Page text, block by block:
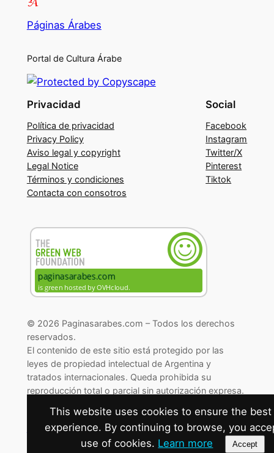
Páginas Árabes
Portal de Cultura Árabe
Privacidad
Política de privacidad
Privacy Policy
Aviso legal y copyright
Legal Notice
Términos y condiciones
Contacta con consotros
Social
Facebook
Instagram
Twitter/X
Pinterest
Tiktok
© 2026 Paginasarabes.com – Todos los derechos
reservados.
El contenido de este sitio está protegido por las
leyes de propiedad intelectual de Argentina y
tratados internacionales. Queda prohibida su
reproducción total o parcial sin autorización expresa.
This website uses cookies to ensure the best
experience. By continuing to browse, you
use of cookies. Learn more Accept
Cambiar preferencias de cookies